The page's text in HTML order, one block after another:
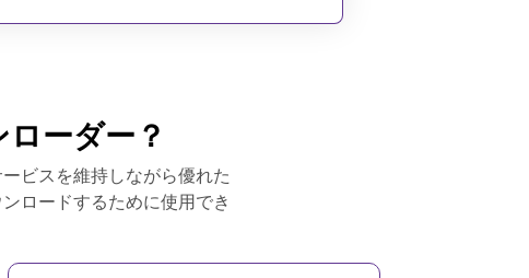
ーダー？
ビスを維持しながら優れた
ロードするために使用でき